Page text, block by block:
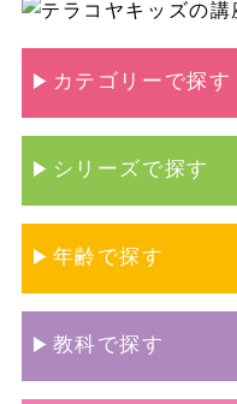
カテゴリーで探す
シリーズで探す
年齢で探す
教科で探す